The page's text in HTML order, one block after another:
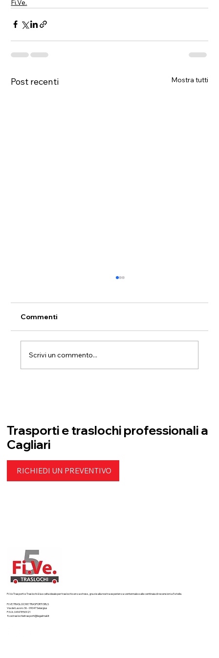
Fi.Ve.
Post recenti Mostra tutti
Commenti
Scrivi un commento...
Trasporti e traslochi professionali a
Cagliari
RICHIEDI UN PREVENTIVO
Fi.Ve Trasporti e Traslochi è la scelta ideale per traslochi senza stress, grazie alla nostra esperienza ventennale e alle centinaia di recensioni a 5 stelle.
FI.VE.TRASLOCHI E TRASPORTI SRLS
Via del Lavoro 36 - 09047 Selargius
P.IVA: 04147850921
fi.ve.traslochietrasporti@legalmail.it